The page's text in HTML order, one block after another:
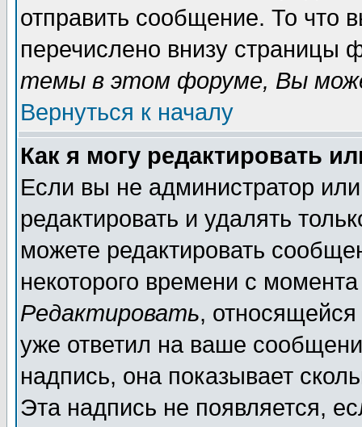
отправить сообщение. То что
перечислено внизу страницы
темы в этом форуме, Вы
Вернуться к началу
Как я могу редактировать
Если вы не администратор
редактировать и удалять
можете редактировать
некоторого времени с
Редактировать,
уже ответил на ваше
надпись, она показывает
Эта надпись не появляется,